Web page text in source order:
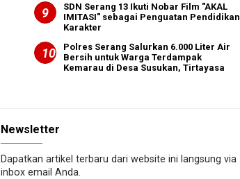
SDN Serang 13 Ikuti Nobar Film "AKAL
IMITASI" sebagai Penguatan Pendidikan
Karakter
Polres Serang Salurkan 6.000 Liter Air
Bersih untuk Warga Terdampak
Kemarau di Desa Susukan, Tirtayasa
Newsletter
Dapatkan artikel terbaru dari website ini langsung via
inbox email Anda.